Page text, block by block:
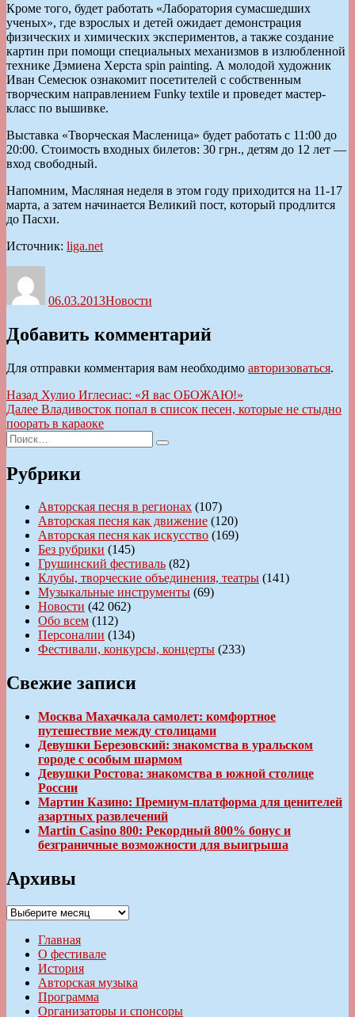
Кроме того, будет работать «Лаборатория сумасшедших
ученых», где взрослых и детей ожидает демонстрация
физических и химических экспериментов, а также создание
картин при помощи специальных механизмов в излюбленной
технике Дэмиена Херста spin painting. А молодой художник
Иван Семесюк ознакомит посетителей с собственным
творческим направлением Funky textile и проведет мастер-
класс по вышивке.
Выставка «Творческая Масленица» будет работать с 11:00 до
20:00. Стоимость входных билетов: 30 грн., детям до 12 лет —
вход свободный.
Напомним, Масляная неделя в этом году приходится на 11-17
марта, а затем начинается Великий пост, который продлится
до Пасхи.
Источник: liga.net
06.03.2013Новости
Добавить комментарий
Для отправки комментария вам необходимо авторизоваться.
Навигация
по
записям
Назад Предыдущая
запись:
Хулио Иглесиас: «Я вас ОБОЖАЮ!»
Далее Следующая
запись:
Владивосток попал в список песен, которые не стыдно
поорать в караоке
Искать:
Поиск
Рубрики
Авторская песня в регионах (107)
Авторская песня как движение (120)
Авторская песня как искусство (169)
Без рубрики (145)
Грушинский фестиваль (82)
Клубы, творческие объединения, театры (141)
Музыкальные инструменты (69)
Новости (42 062)
Обо всем (112)
Персоналии (134)
Фестивали, конкурсы, концерты (233)
Свежие записи
Москва Махачкала самолет: комфортное
путешествие между столицами
Девушки Березовский: знакомства в уральском
городе с особым шармом
Девушки Ростова: знакомства в южной столице
России
Мартин Казино: Премиум-платформа для ценителей
азартных развлечений
Martin Casino 800: Рекордный 800% бонус и
безграничные возможности для выигрыша
Архивы
Архивы
Главная
О фестивале
История
Авторская музыка
Программа
Организаторы и спонсоры